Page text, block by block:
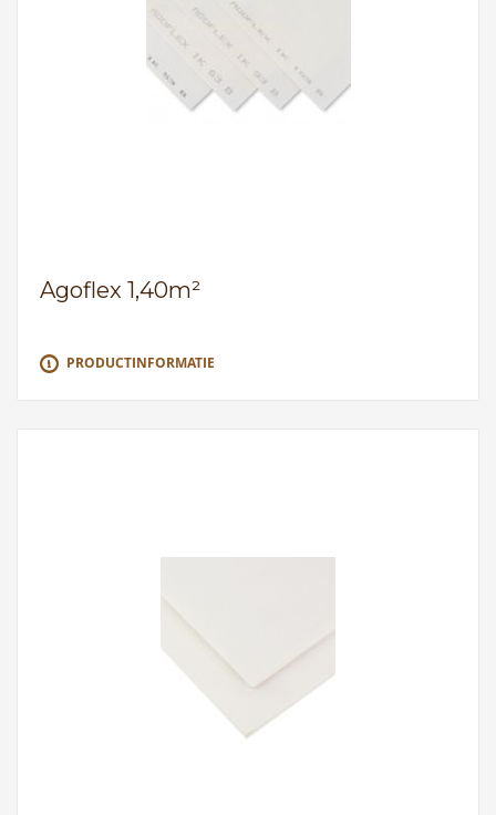
Agoflex 1,40m²
PRODUCTINFORMATIE